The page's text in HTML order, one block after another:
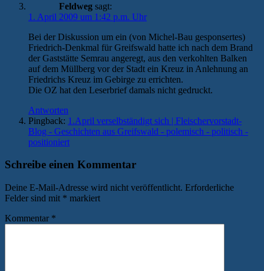
Feldweg sagt:
1. April 2009 um 1:42 p.m. Uhr
Bei der Diskussion um ein (von Michel-Bau gesponsertes)
Friedrich-Denkmal für Greifswald hatte ich nach dem Brand
der Gaststätte Semrau angeregt, aus den verkohlten Balken
auf dem Müllberg vor der Stadt ein Kreuz in Anlehnung an
Friedrichs Kreuz im Gebirge zu errichten.
Die OZ hat den Leserbrief damals nicht gedruckt.
Antworten
Pingback: 1.April verselbständigt sich | Fleischervorstadt-
Blog - Geschichten aus Greifswald - polemisch - politisch -
positioniert
Schreibe einen Kommentar
Deine E-Mail-Adresse wird nicht veröffentlicht. Erforderliche
Felder sind mit * markiert
Kommentar *